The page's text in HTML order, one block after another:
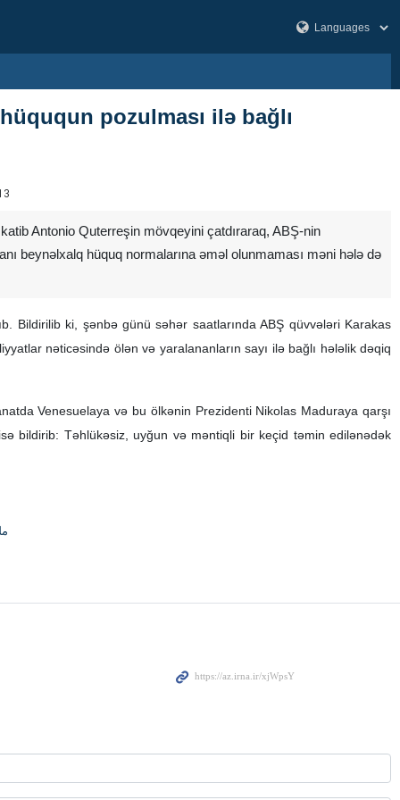
pozulması ilə bağlı
Antonio Quterreşin mövqeyini çatdıraraq, ABŞ-nin
beynəlxalq hüquq normalarına əməl olunmaması məni hələ də
Bildirilib ki, şənbə günü səhər saatlarında ABŞ qüvvələri Karakas
nəticəsində ölən və yaralananların sayı ilə bağlı hələlik dəqiq
Venesuelaya və bu ölkənin Prezidenti Nikolas Maduraya qarşı
bildirib: Təhlükəsiz, uyğun və məntiqli bir keçid təmin edilənədək